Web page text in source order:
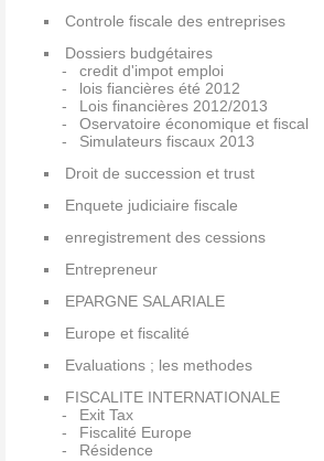
Controle fiscale des entreprises
Dossiers budgétaires
credit d'impot emploi
lois fiancières été 2012
Lois financières 2012/2013
Oservatoire économique et fiscal
Simulateurs fiscaux 2013
Droit de succession et trust
Enquete judiciaire fiscale
enregistrement des cessions
Entrepreneur
EPARGNE SALARIALE
Europe et fiscalité
Evaluations ; les methodes
FISCALITE INTERNATIONALE
Exit Tax
Fiscalité Europe
Résidence